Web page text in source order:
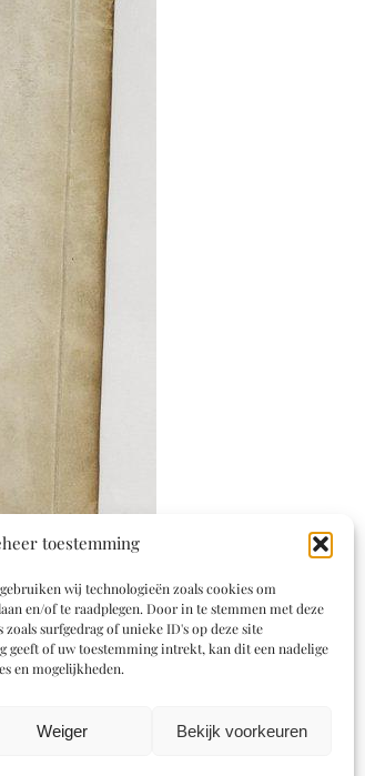
toestemming
wij technologieën zoals cookies om
en/of te raadplegen. Door in te stemmen met deze
surfgedrag of unieke ID's op deze site
geeft of uw toestemming intrekt, kan dit een nadelige
en mogelijkheden.
Weiger Bekijk voorkeuren